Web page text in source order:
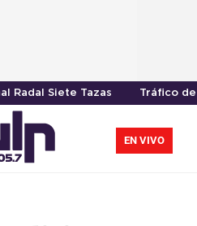
Radal Siete Tazas Tráfico
EN VIVO